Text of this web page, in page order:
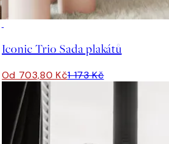
Iconic Trio Sada plakátů
Od 703,80 Kč1 173 Kč